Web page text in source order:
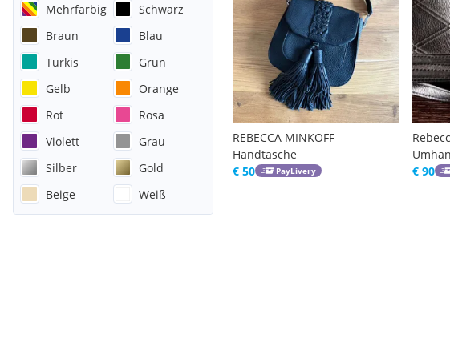
Mehrfarbig
Schwarz
Braun
Blau
Türkis
Grün
Gelb
Orange
Rot
Rosa
Violett
Grau
Silber
Gold
Beige
Weiß
REBECCA MINKOFF
Handtasche
€ 50
PayLivery
€ 90